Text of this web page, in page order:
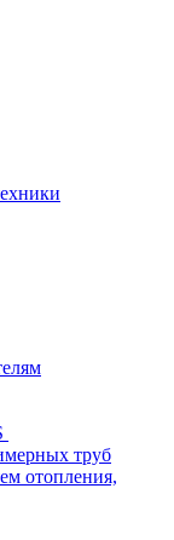
труб
отопления,